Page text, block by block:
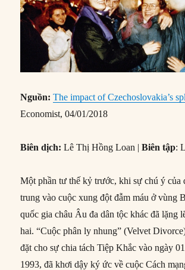
Nguồn: The impact of Czechoslovakia’s
Economist, 04/01/2018
Biên dịch: Lê Thị Hồng Loan |Biên tập:
Một phần tư thế kỷ trước, khi sự chú ý của
trung vào cuộc xung đột đẫm máu ở vùng
quốc gia châu Âu đa dân tộc khác đã lặng
hai. “Cuộc phân ly nhung” (Velvet
đặt cho sự chia tách Tiệp Khắc vào ngày
1993, đã khơi dậy ký ức về cuộc Cách